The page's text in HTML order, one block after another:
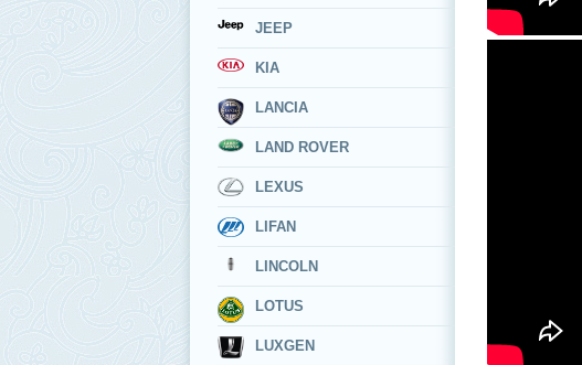
JEEP
KIA
LANCIA
LAND ROVER
LEXUS
LIFAN
LINCOLN
LOTUS
LUXGEN